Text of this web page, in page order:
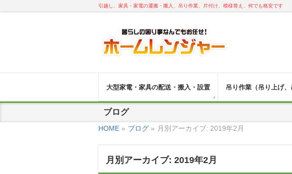
引越し、家具・家電の運搬・搬入、吊り作業、片付け、模様替え、何でも格安です
大型家電・家具の配送・搬入・設置 吊り作業（吊り上げ、
ブログ
HOME » ブログ » 月別アーカイブ: 2019年2月
月別アーカイブ: 2019年2月